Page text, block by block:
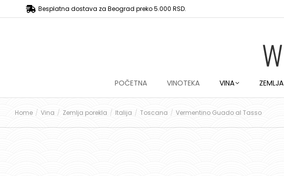
Besplatna dostava za Beograd preko 5.000 RSD.
POČETNA VINOTEKA VINA ZEMLJA
You are here:
Home Vina Zemlja porekla Italija Toscana Vermentino Guado al Tasso